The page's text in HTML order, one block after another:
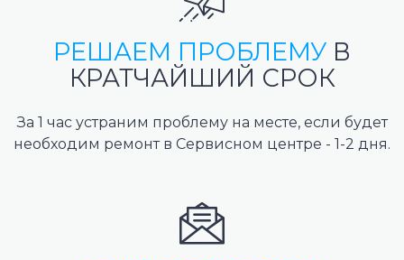
РЕШАЕМ ПРОБЛЕМУ В
КРАТЧАЙШИЙ СРОК
За 1 час устраним проблему на месте, если будет
необходим ремонт в Сервисном центре - 1-2 дня.